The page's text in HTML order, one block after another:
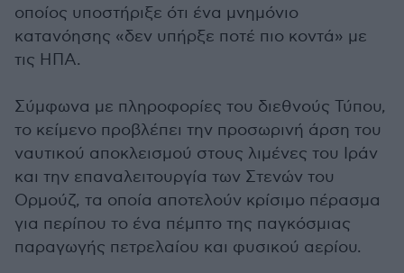
οποίος υποστήριξε ότι ένα μνημόνιο
κατανόησης «δεν υπήρξε ποτέ πιο κοντά» με
τις ΗΠΑ.
Σύμφωνα με πληροφορίες του διεθνούς Τύπου,
το κείμενο προβλέπει την προσωρινή άρση του
ναυτικού αποκλεισμού στους λιμένες του Ιράν
και την επαναλειτουργία των Στενών του
Ορμούζ, τα οποία αποτελούν κρίσιμο πέρασμα
για περίπου το ένα πέμπτο της παγκόσμιας
παραγωγής πετρελαίου και φυσικού αερίου.